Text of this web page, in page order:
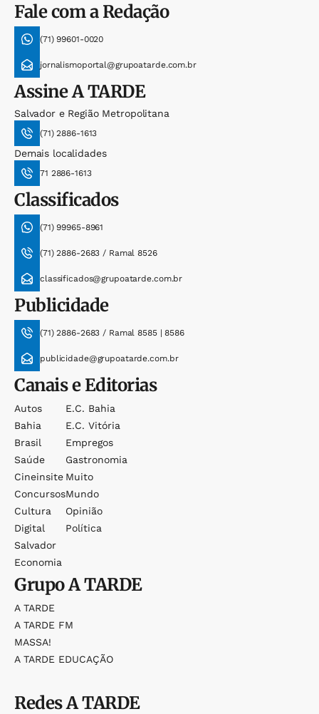
Fale com a Redação
(71) 99601-0020
jornalismoportal@grupoatarde.com.br
AssineA TARDE
Salvador e Região Metropolitana
(71) 2886-1613
Demais localidades
71 2886-1613
Classificados
(71) 99965-8961
(71) 2886-2683 / Ramal 8526
classificados@grupoatarde.com.br
Publicidade
(71) 2886-2683 / Ramal 8585 | 8586
publicidade@grupoatarde.com.br
Canais e Editorias
Autos
Bahia
Brasil
Saúde
Cineinsite
Concursos
Cultura
Digital
Salvador
Economia
E.c. Bahia
E.c. Vitória
Empregos
Gastronomia
Muito
Mundo
Opinião
Política
GrupoA TARDE
A TARDE
A TARDE FM
MASSA!
A TARDE EDUCAÇÃO
RedesA TARDE